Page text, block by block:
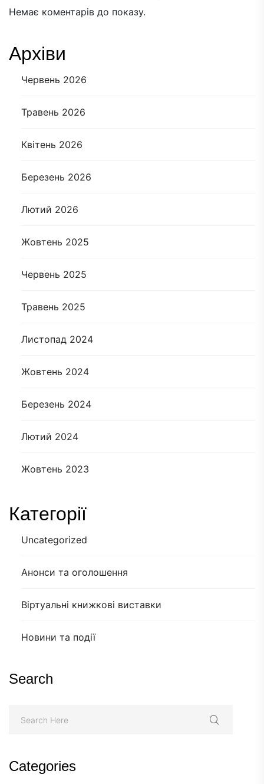
Немає коментарів до показу.
Архіви
Червень 2026
Травень 2026
Квітень 2026
Березень 2026
Лютий 2026
Жовтень 2025
Червень 2025
Травень 2025
Листопад 2024
Жовтень 2024
Березень 2024
Лютий 2024
Жовтень 2023
Категорії
Uncategorized
Анонси та оголошення
Віртуальні книжкові виставки
Новини та події
Search
Categories